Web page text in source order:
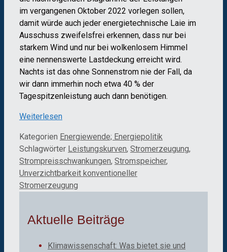
im vergangenen Oktober 2022 vorlegen sollen,
damit würde auch jeder energietechnische Laie im
Ausschuss zweifelsfrei erkennen, dass nur bei
starkem Wind und nur bei wolkenlosem Himmel
eine nennenswerte Lastdeckung erreicht wird.
Nachts ist das ohne Sonnenstrom nie der Fall, da
wir dann immerhin noch etwa 40 % der
Tagespitzenleistung auch dann benötigen.
Weiterlesen
Kategorien Energiewende; Energiepolitik
Schlagwörter Leistungskurven, Stromerzeugung,
Strompreisschwankungen, Stromspeicher,
Unverzichtbarkeit konventioneller
Stromerzeugung
Aktuelle Beiträge
Klimawissenschaft: Was bietet sie und